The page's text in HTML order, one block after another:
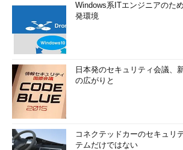
Windows系ITエンジニアのた
発環境
日本発のセキュリティ会議、
の広がりと
コネクテッドカーのセキュリ
テムだけではない